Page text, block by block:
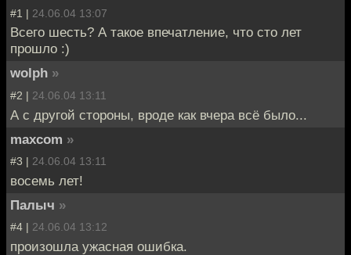
#1 | 24.06.04 13:07
Всего шесть? А такое впечатление, что сто лет
прошло :)
wolph »
#2 | 24.06.04 13:11
А с другой стороны, вроде как вчера всё было...
maxcom »
#3 | 24.06.04 13:11
восемь лет!
Палыч »
#4 | 24.06.04 13:12
произошла ужасная ошибка.